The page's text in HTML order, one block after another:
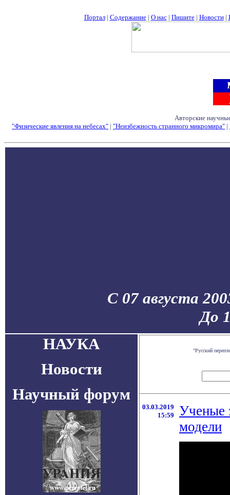
Портал| Содержание| О нас| Пишите| Новости|
Авторские
"Физические явления на небесах" | "Неизбежность странного микромира" |
С 07 августа
До
НАУКА
Новости
Научный форум
"Русский
03.03.2019
15:59
Ученые
модели